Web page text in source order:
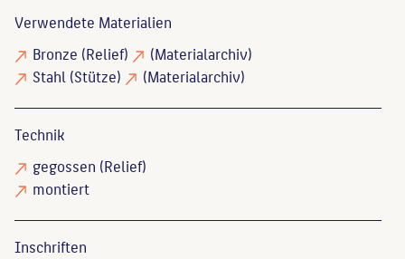
Verwendete Materialien
Bronze (Relief)
(Materialarchiv)
Stahl(Stütze) (Materialarchiv)
Technik
gegossen (Relief)
montiert
Inschriften